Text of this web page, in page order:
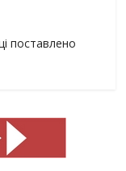
поставлено